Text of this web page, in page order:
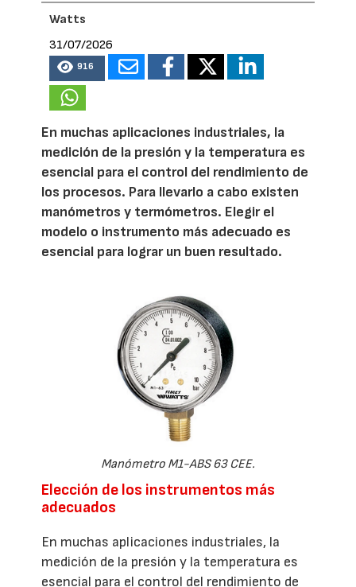
Watts
31/07/2026
916
En muchas aplicaciones industriales, la
medición de la presión y la temperatura es
esencial para el control del rendimiento de
los procesos. Para llevarlo a cabo existen
manómetros y termómetros. Elegir el
modelo o instrumento más adecuado es
esencial para lograr un buen resultado.
Manómetro M1-ABS 63 CEE.
Elección de los instrumentos más
adecuados
En muchas aplicaciones industriales, la
medición de la presión y la temperatura es
esencial para el control del rendimiento de